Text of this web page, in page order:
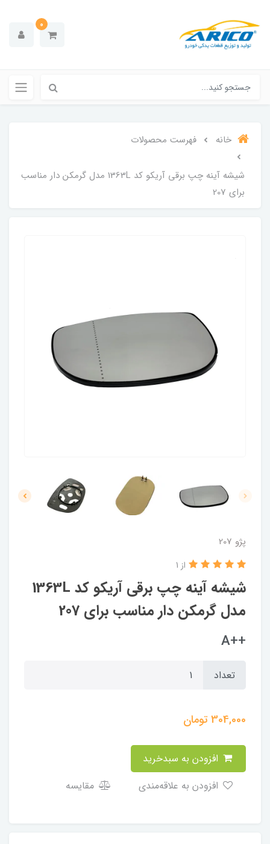
0
خانه فهرست محصولات
شیشه آینه چپ برقی آریکو کد 1363L مدل گرمکن دار مناسب
برای 207
پژو 207
شیشه آینه چپ برقی آریکو کد 1363L
مدل گرمکن دار مناسب برای 207
از 1
++A
تعداد
304,000تومان
مقایسه